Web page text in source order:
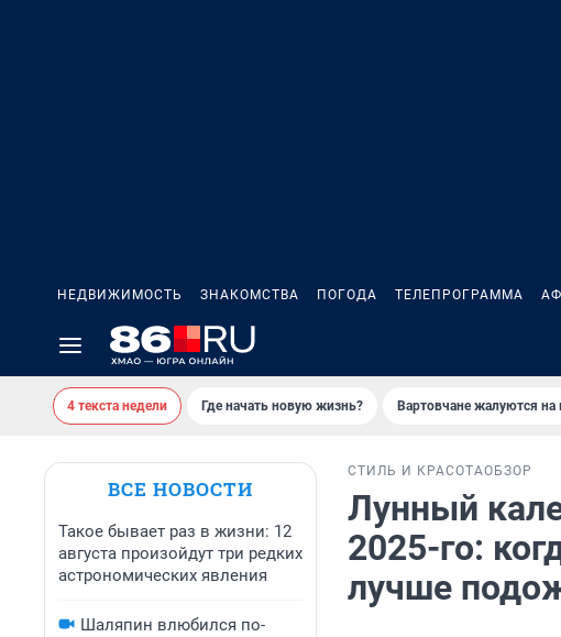
НЕДВИЖИМОСТЬ ЗНАКОМСТВА ПОГОДА ТЕЛЕПРОГРАММА
4 текста недели Где начать новую жизнь? Вартовчане жалуются на
ВСЕ НОВОСТИ
Такое бывает раз в жизни: 12
августа произойдут три редких
астрономических явления
Шаляпин влюбился по-
СТИЛЬ И КРАСОТАОБЗОР
Лунный
2025-го:
лучше